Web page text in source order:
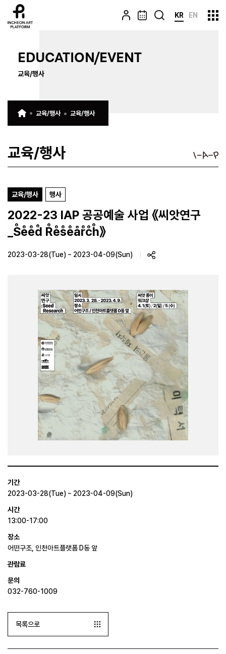
KR EN
EDUCATION/EVENT
교육/행사
교육/행사 교육/행사
교육/행사
교육/행사 행사
2022-23 IAP 공공예술 사업 《씨앗연구
_S̊e̊e̊d̊ R̊e̊s̊e̊år̊c̊h̊》
2023-03-28(Tue) ~ 2023-04-09(Sun)
기간
2023-03-28(Tue) ~ 2023-04-09(Sun)
시간
13:00-17:00
장소
어떤구조, 인천아트플랫폼 D동 앞
관람료
문의
032-760-1009
목록으로